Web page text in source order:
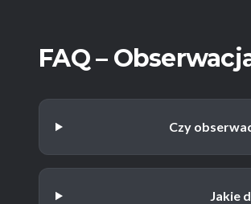
FAQ –
Czy
Jakie